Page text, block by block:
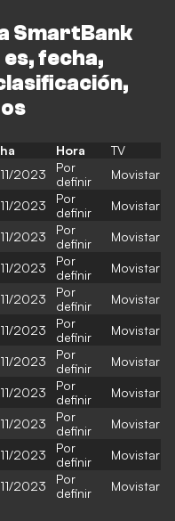
SmartBank
fecha,
Hora
TV
2023
Por
definir
Movistar
2023
Por
definir
Movistar
2023
Por
definir
Movistar
2023
Por
definir
Movistar
2023
Por
definir
Movistar
2023
Por
definir
Movistar
2023
Por
definir
Movistar
2023
Por
definir
Movistar
2023
Por
definir
Movistar
2023
Por
definir
Movistar
2023
Por
definir
Movistar